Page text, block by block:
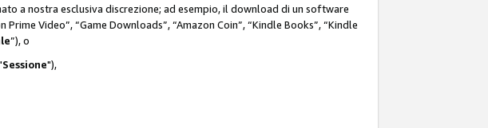
a nostra esclusiva discrezione; ad esempio, il download di un software
Video”, “Game Downloads”, “Amazon Coin”, “Kindle Books”, “Kindle
”), o
Sessione"),